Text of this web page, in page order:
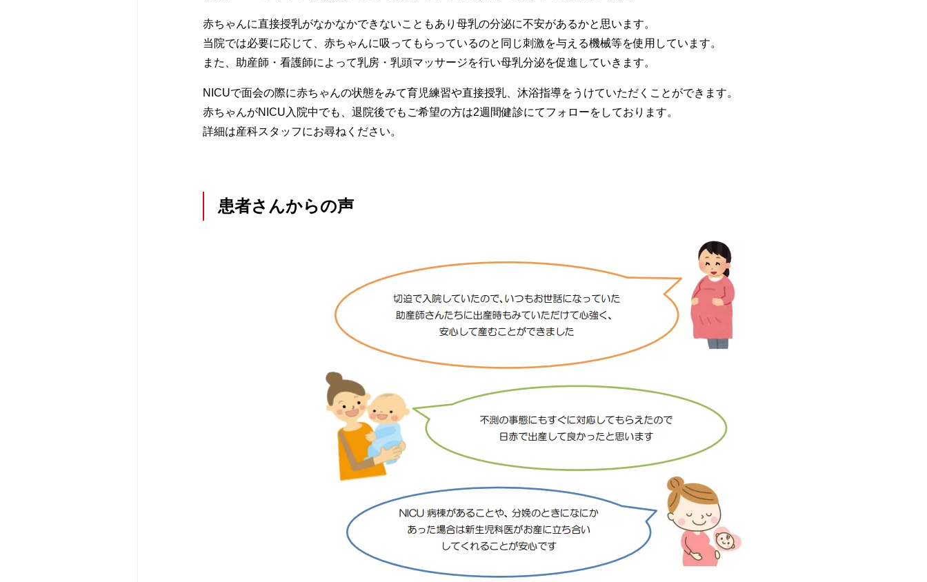
赤ちゃんに直接授乳がなかなかできないこともあり母乳の分泌に不安があるかと思います。
当院では必要に応じて、赤ちゃんに吸ってもらっているのと同じ刺激を与える機械等を使用しています。
また、助産師・看護師によって乳房・乳頭マッサージを行い母乳分泌を促進していきます。
NICUで面会の際に赤ちゃんの状態をみて育児練習や直接授乳、沐浴指導をうけていただくことができます。
赤ちゃんがNICU入院中でも、退院後でもご希望の方は2週間健診にてフォローをしております。
詳細は産科スタッフにお尋ねください。
患者さんからの声